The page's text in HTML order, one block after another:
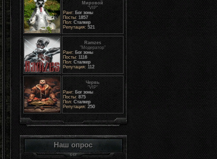
Мировой
"VIP"
Ранг: Бог зоны
Посты: 1857
Пол: Сталкер
Репутация: 521
Ramzes
"Модератор"
Ранг: Бог зоны
Посты: 1116
Пол: Сталкер
Репутация: 112
Червь
"VIP"
Ранг: Бог зоны
Посты: 875
Пол: Сталкер
Репутация: 250
Наш опрос